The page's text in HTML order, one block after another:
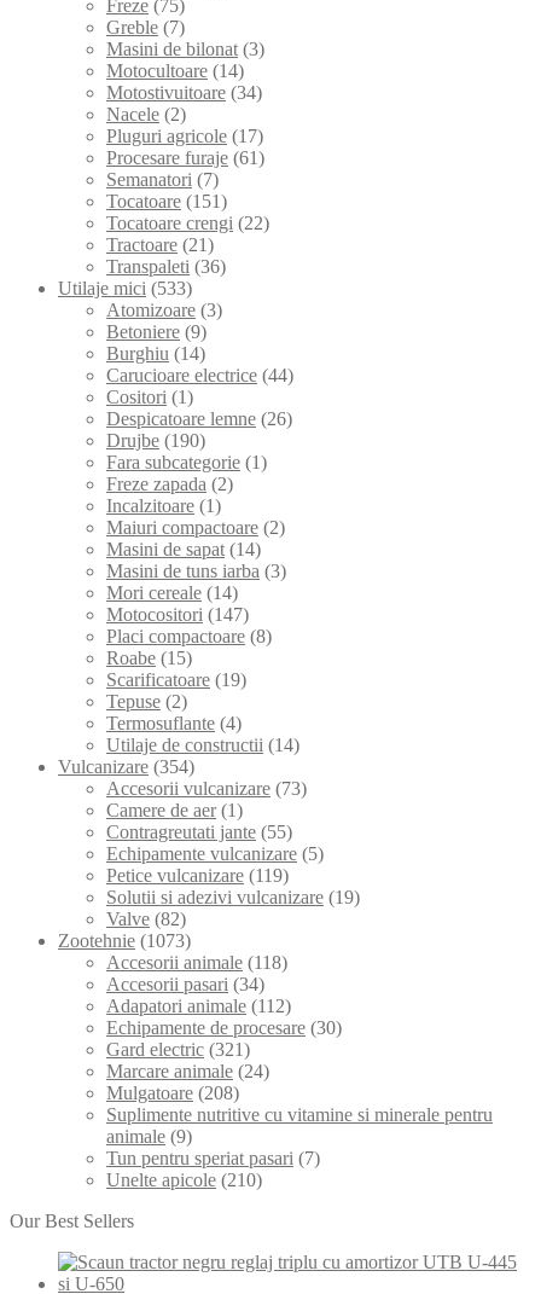
Freze (75)
Greble (7)
Masini de bilonat (3)
Motocultoare (14)
Motostivuitoare (34)
Nacele (2)
Pluguri agricole (17)
Procesare furaje (61)
Semanatori (7)
Tocatoare (151)
Tocatoare crengi (22)
Tractoare (21)
Transpaleti (36)
Utilaje mici (533)
Atomizoare (3)
Betoniere (9)
Burghiu (14)
Carucioare electrice (44)
Cositori (1)
Despicatoare lemne (26)
Drujbe (190)
Fara subcategorie (1)
Freze zapada (2)
Incalzitoare (1)
Maiuri compactoare (2)
Masini de sapat (14)
Masini de tuns iarba (3)
Mori cereale (14)
Motocositori (147)
Placi compactoare (8)
Roabe (15)
Scarificatoare (19)
Tepuse (2)
Termosuflante (4)
Utilaje de constructii (14)
Vulcanizare (354)
Accesorii vulcanizare (73)
Camere de aer (1)
Contragreutati jante (55)
Echipamente vulcanizare (5)
Petice vulcanizare (119)
Solutii si adezivi vulcanizare (19)
Valve (82)
Zootehnie (1073)
Accesorii animale (118)
Accesorii pasari (34)
Adapatori animale (112)
Echipamente de procesare (30)
Gard electric (321)
Marcare animale (24)
Mulgatoare (208)
Suplimente nutritive cu vitamine si minerale pentru
animale (9)
Tun pentru speriat pasari (7)
Unelte apicole (210)
Our Best Sellers